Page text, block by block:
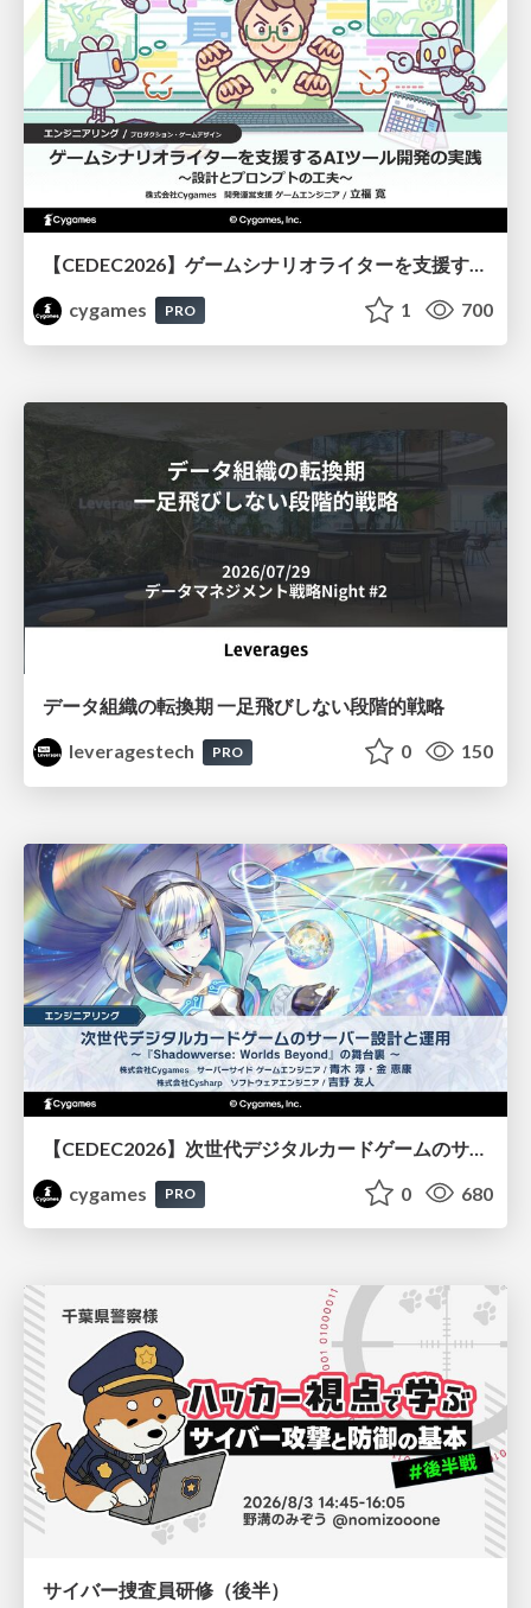
cygames
PRO 1 700
データ組織の転換期 一足飛びしない段階的戦略
leveragestech
PRO 0 150
cygames
PRO 0 680
サイバー捜査員研修（後半）